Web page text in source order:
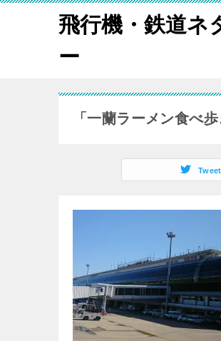
飛行機・鉄道ネ
ー
「一蘭ラーメン食べ
Tweet